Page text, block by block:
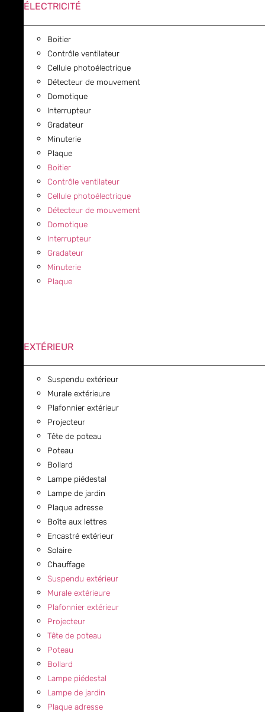
ÉLECTRICITÉ
Boitier
Contrôle ventilateur
Cellule photoélectrique
Détecteur de mouvement
Domotique
Interrupteur
Gradateur
Minuterie
Plaque
Boitier
Contrôle ventilateur
Cellule photoélectrique
Détecteur de mouvement
Domotique
Interrupteur
Gradateur
Minuterie
Plaque
EXTÉRIEUR
Suspendu extérieur
Murale extérieure
Plafonnier extérieur
Projecteur
Tête de poteau
Poteau
Bollard
Lampe piédestal
Lampe de jardin
Plaque adresse
Boîte aux lettres
Encastré extérieur
Solaire
Chauffage
Suspendu extérieur
Murale extérieure
Plafonnier extérieur
Projecteur
Tête de poteau
Poteau
Bollard
Lampe piédestal
Lampe de jardin
Plaque adresse